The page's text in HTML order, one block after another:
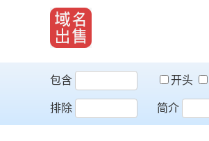
包含 开头
排除
简介